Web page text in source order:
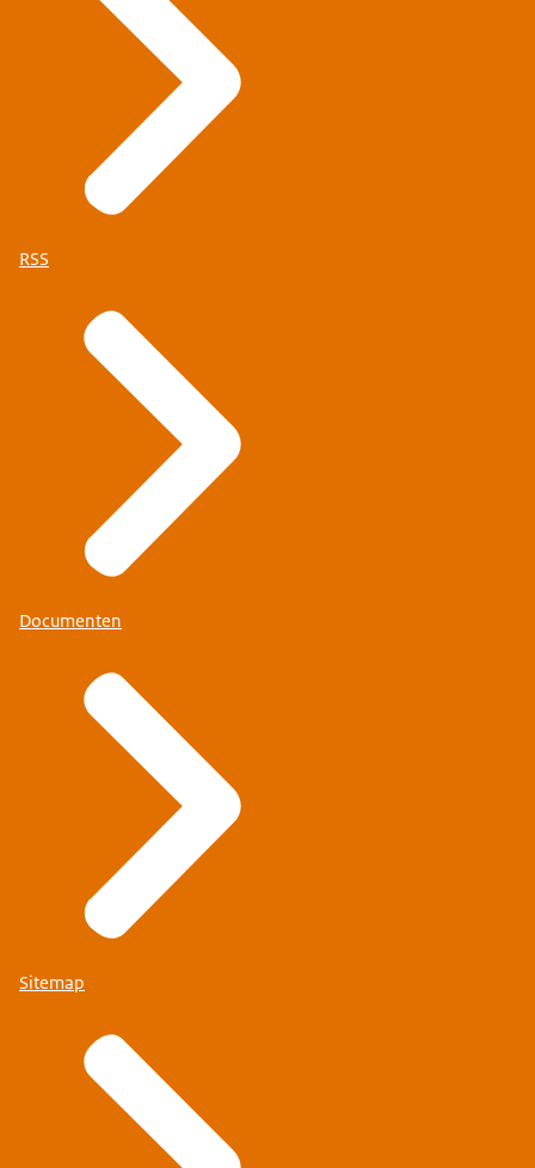
RSS
Documenten
Sitemap